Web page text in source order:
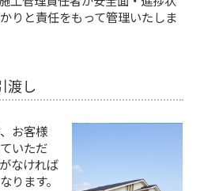
りと責任をもって管理いたしま
渡し
お客様
いただ
なければ
ります。